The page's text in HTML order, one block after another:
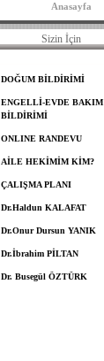
Anasayfa
Sizin İçin
DOĞUM BİLDİRİMİ
ENGELLİ-EVDE BAKIM
BİLDİRİMİ
ONLINE RANDEVU
AİLE HEKİMİM KİM?
ÇALIŞMA PLANI
Dr.Haldun KALAFAT
Dr.Onur Dursun YANIK
Dr.İbrahim PİLTAN
Dr. Busegül ÖZTÜRK